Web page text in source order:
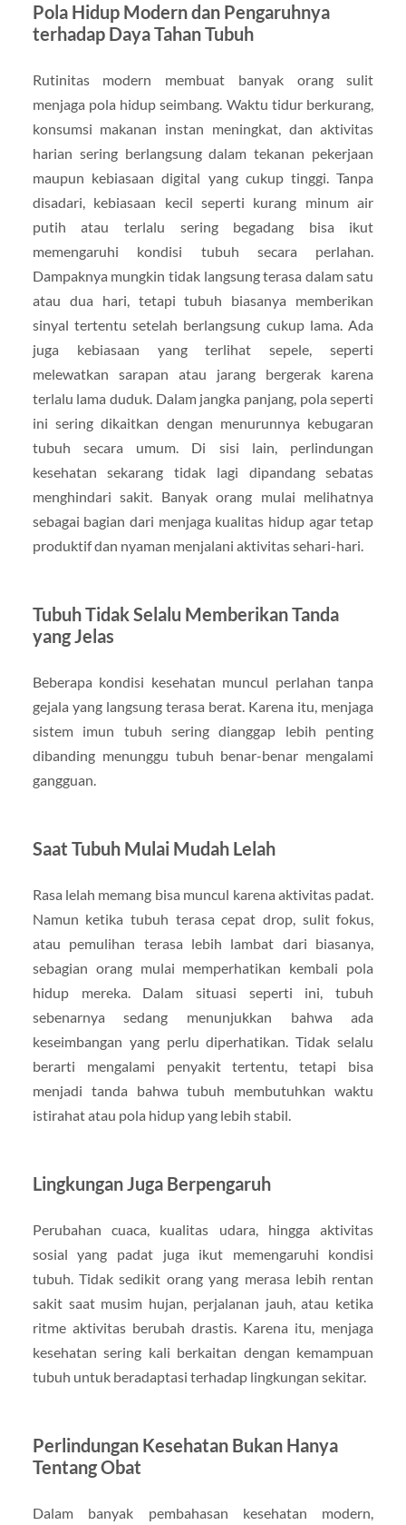
Pola Hidup Modern dan Pengaruhnya
terhadap Daya Tahan Tubuh
Rutinitas modern membuat banyak orang sulit
menjaga pola hidup seimbang. Waktu tidur berkurang,
konsumsi makanan instan meningkat, dan aktivitas
harian sering berlangsung dalam tekanan pekerjaan
maupun kebiasaan digital yang cukup tinggi. Tanpa
disadari, kebiasaan kecil seperti kurang minum air
putih atau terlalu sering begadang bisa ikut
memengaruhi kondisi tubuh secara perlahan.
Dampaknya mungkin tidak langsung terasa dalam satu
atau dua hari, tetapi tubuh biasanya memberikan
sinyal tertentu setelah berlangsung cukup lama. Ada
juga kebiasaan yang terlihat sepele, seperti
melewatkan sarapan atau jarang bergerak karena
terlalu lama duduk. Dalam jangka panjang, pola seperti
ini sering dikaitkan dengan menurunnya kebugaran
tubuh secara umum. Di sisi lain, perlindungan
kesehatan sekarang tidak lagi dipandang sebatas
menghindari sakit. Banyak orang mulai melihatnya
sebagai bagian dari menjaga kualitas hidup agar tetap
produktif dan nyaman menjalani aktivitas sehari-hari.
Tubuh Tidak Selalu Memberikan Tanda
yang Jelas
Beberapa kondisi kesehatan muncul perlahan tanpa
gejala yang langsung terasa berat. Karena itu, menjaga
sistem imun tubuh sering dianggap lebih penting
dibanding menunggu tubuh benar-benar mengalami
gangguan.
Saat Tubuh Mulai Mudah Lelah
Rasa lelah memang bisa muncul karena aktivitas padat.
Namun ketika tubuh terasa cepat drop, sulit fokus,
atau pemulihan terasa lebih lambat dari biasanya,
sebagian orang mulai memperhatikan kembali pola
hidup mereka. Dalam situasi seperti ini, tubuh
sebenarnya sedang menunjukkan bahwa ada
keseimbangan yang perlu diperhatikan. Tidak selalu
berarti mengalami penyakit tertentu, tetapi bisa
menjadi tanda bahwa tubuh membutuhkan waktu
istirahat atau pola hidup yang lebih stabil.
Lingkungan Juga Berpengaruh
Perubahan cuaca, kualitas udara, hingga aktivitas
sosial yang padat juga ikut memengaruhi kondisi
tubuh. Tidak sedikit orang yang merasa lebih rentan
sakit saat musim hujan, perjalanan jauh, atau ketika
ritme aktivitas berubah drastis. Karena itu, menjaga
kesehatan sering kali berkaitan dengan kemampuan
tubuh untuk beradaptasi terhadap lingkungan sekitar.
Perlindungan Kesehatan Bukan Hanya
Tentang Obat
Dalam banyak pembahasan kesehatan modern,